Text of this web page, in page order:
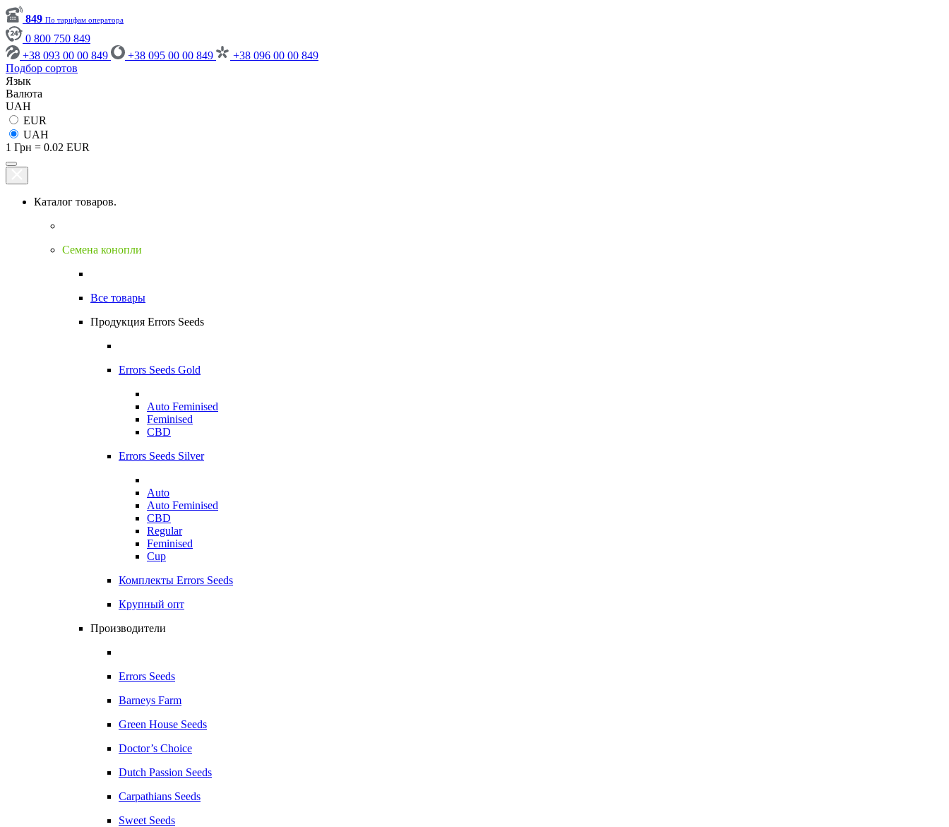
849 По тарифам оператора
0 800 750 849
+38 093 00 00 849
+38 095 00 00 849
+38 096 00 00 849
Подбор сортов
Язык
Валюта
UAH
EUR
UAH
1 Грн = 0.02 EUR
Каталог товаров.
Семена конопли
Все товары
Продукция Errors Seeds
Errors Seeds Gold
Auto Feminised
Feminised
CBD
Errors Seeds Silver
Auto
Auto Feminised
CBD
Regular
Feminised
Cup
Комплекты Errors Seeds
Крупный опт
Производители
Errors Seeds
Barneys Farm
Green House Seeds
Doctor’s Choice
Dutch Passion Seeds
Carpathians Seeds
Sweet Seeds